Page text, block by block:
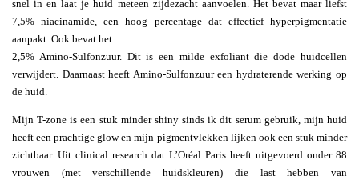
snel in en laat je huid meteen zijdezacht aanvoelen. Het bevat maar liefst
7,5% niacinamide, een hoog percentage dat effectief hyperpigmentatie
aanpakt. Ook bevat het
2,5% Amino-Sulfonzuur. Dit is een milde exfoliant die dode huidcellen
verwijdert. Daarnaast heeft Amino-Sulfonzuur een hydraterende werking op
de huid.
Mijn T-zone is een stuk minder shiny sinds ik dit serum gebruik, mijn huid
heeft een prachtige glow en mijn pigmentvlekken lijken ook een stuk minder
zichtbaar. Uit clinical research dat L’Oréal Paris heeft uitgevoerd onder 88
vrouwen (met verschillende huidskleuren) die last hebben van